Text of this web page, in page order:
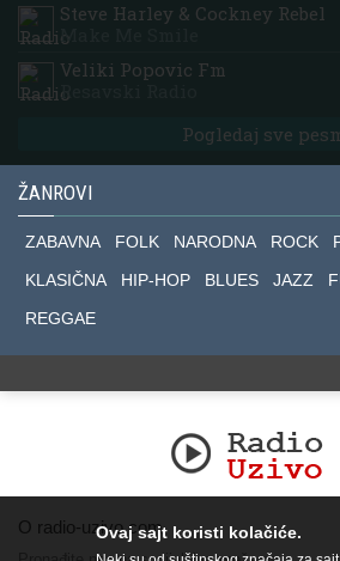
Steve Harley & Cockney Rebel
Make Me Smile
Veliki Popovic Fm
Resavski Radio
Pogledaj sve
ŽANROVI
ZABAVNA FOLK NARODNA ROCK
KLASIČNA
HIP-HOP BLUES JAZZ
REGGAE
O radio-uzivo.comOvaj sajt koristi kolačiće.